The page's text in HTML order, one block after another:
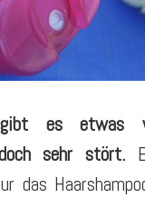
gibt es etwas
sehr stört.
das